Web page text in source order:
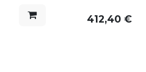
412,40€